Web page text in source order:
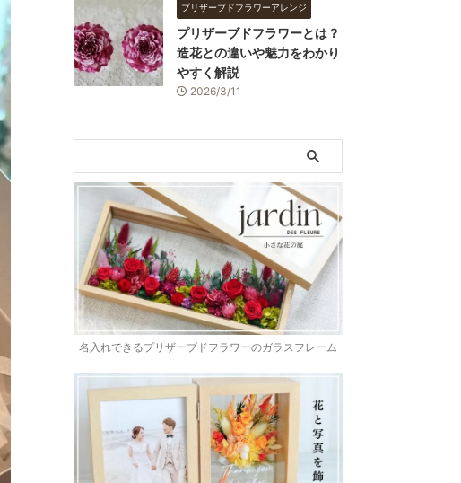
プリザーブドフラワーアレンジ
プリザーブドフラワーとは？
造花との違いや魅力をわかり
やすく解説
2026/3/11
名入れできるプリザーブドフラワーのガラスフレーム